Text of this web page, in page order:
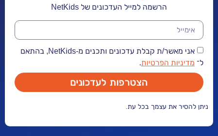
הרשמה למייל העדכונים של NetKids
אני מאשר/ת קבלת עדכונים ותכנים מ-NetKids, בהתאם
ל־ מדיניות הפרטיות
הצטרפות לעדכונים
ניתן להסיר את עצמך בכל עת.